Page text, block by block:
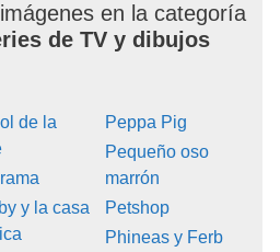
en la categoría
de TV y dibujos
de la
y la casa
Peppa Pig
Pequeño oso
marrón
Petshop
Phineas y Ferb